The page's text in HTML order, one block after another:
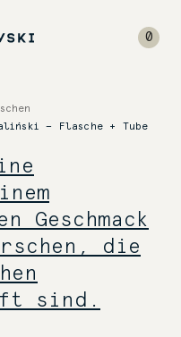
0
— Flasche + Tube
Geschmack
die
sind.